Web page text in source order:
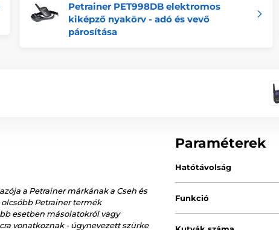
Petrainer PET998DB elektromos
kiképző nyakörv - adó és vevő
párosítása
a Petrainer márkának a Cseh és
Petrainer termék
esetben másolatokról vagy
vonatkoznak - úgynevezett szürke
Paraméterek
Hatótávolság
Funkció